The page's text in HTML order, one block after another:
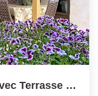
Maison Familiale De 144 M² Avec Terrasse Et Jardin, Tournus